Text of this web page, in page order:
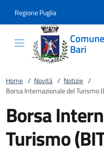
Regione Puglia
Bari
Home / Novità / Notizie /
Borsa Internazionale del Turismo
Borsa
Turismo